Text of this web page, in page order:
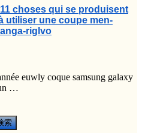
choses qui se produisent
utiliser une coupe men-
riglvo
euwly coque samsung galaxy
…